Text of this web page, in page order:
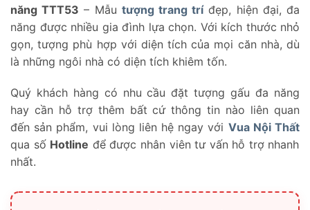
năng TTT53 – Mẫu tượng trang tríđẹp, hiện đại, đa
năng được nhiều gia đình lựa chọn. Với kích thước nhỏ
gọn, tượng phù hợp với diện tích của mọi căn nhà, dù
là những ngôi nhà có diện tích khiêm tốn.
Quý khách hàng có nhu cầu đặt tượng gấu đa năng
hay cần hỗ trợ thêm bất cứ thông tin nào liên quan
đến sản phẩm, vui lòng liên hệ ngay với Vua Nội Thất
qua số Hotline để được nhân viên tư vấn hỗ trợ nhanh
nhất.